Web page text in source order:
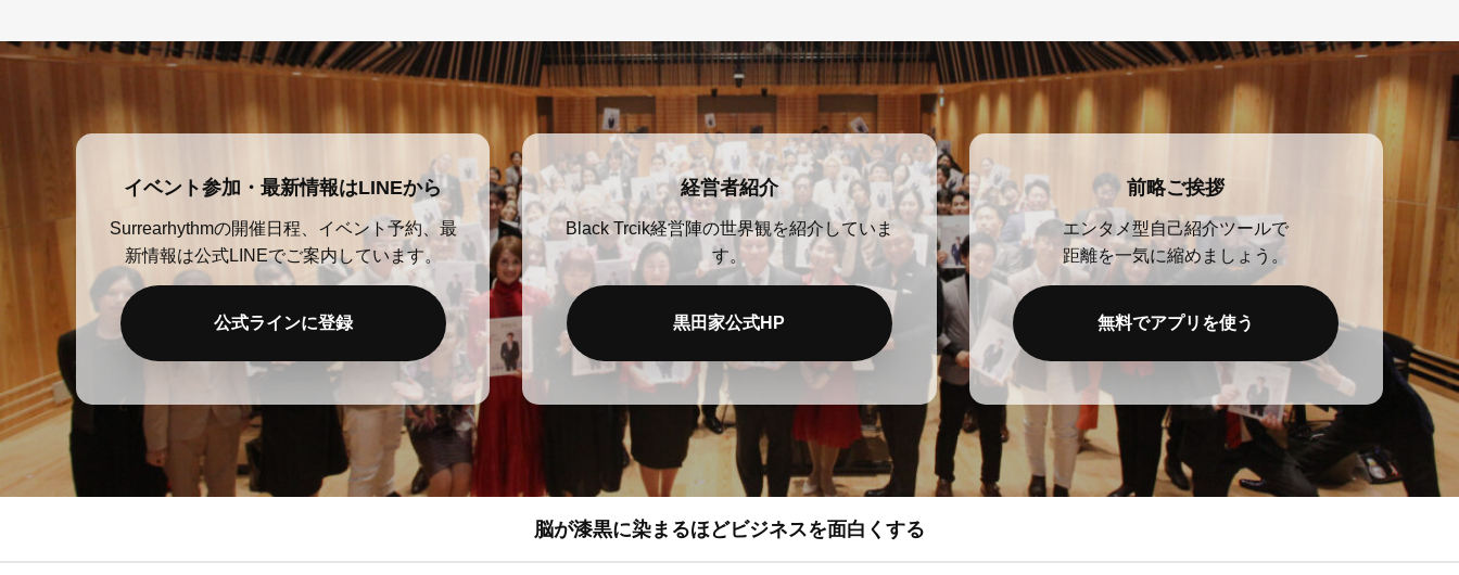
イベント参加・最新情報はLINEから
Surrearhythmの開催日程、イベント予約、最
新情報は公式LINEでご案内しています。
公式ラインに登録
経営者紹介
Black Trcik経営陣の世界観を紹介していま
す。
黒田家公式HP
前略ご挨拶
エンタメ型自己紹介ツールで
距離を一気に縮めましょう。
無料でアプリを使う
脳が漆黒に染まるほどビジネスを面白くする